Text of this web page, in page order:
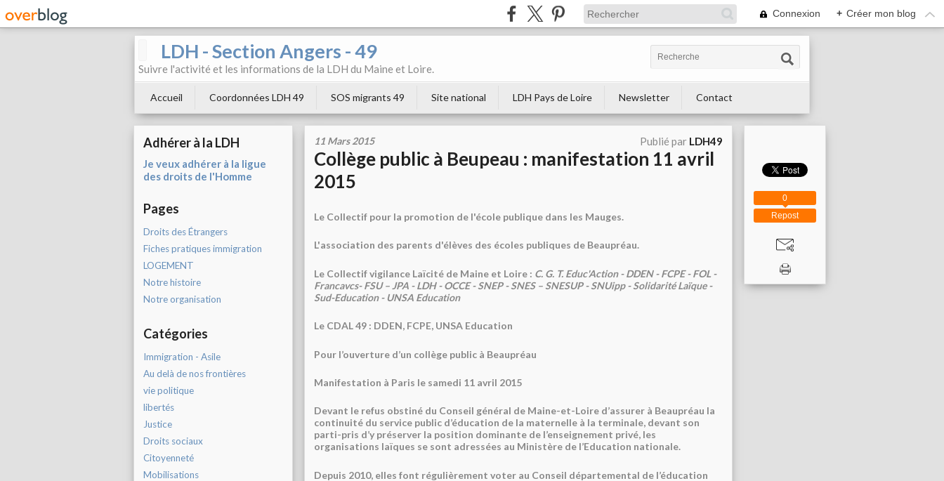
Connexion + Créer mon blog
LDH - Section Angers - 49
Suivre l'activité et les informations de la LDH du Maine et Loire.
Accueil Coordonnées LDH 49 SOS migrants 49 Site national LDH Pays de Loire Newsletter Contact
Adhérer à la LDH
Je veux adhérer à la ligue
des droits de l'Homme
Pages
Droits des Étrangers
Fiches pratiques immigration
LOGEMENT
Notre histoire
Notre organisation
Catégories
Immigration - Asile
Au delà de nos frontières
vie politique
libertés
Justice
Droits sociaux
Citoyenneté
Mobilisations
11 Mars 2015 Publié par LDH49
Collège public à Beupeau : manifestation 11 avril
2015
Le Collectif pour la promotion de l'école publique dans les Mauges.
L'association des parents d'élèves des écoles publiques de Beaupréau.
Le Collectif vigilance Laïcité de Maine et Loire : C. G. T. Educ'Action - DDEN - FCPE - FOL -
Francavcs- FSU – JPA - LDH - OCCE - SNEP - SNES – SNESUP - SNUipp - Solidarité Laïque -
Sud-Education - UNSA Education
Le CDAL 49 : DDEN, FCPE, UNSA Education
Pour l’ouverture d’un collège public à Beaupréau
Manifestation à Paris le samedi 11 avril 2015
Devant le refus obstiné du Conseil général de Maine-et-Loire d’assurer à Beaupréau la
continuité du service public d’éducation de la maternelle à la terminale, devant son
parti-pris d’y préserver la position dominante de l’enseignement privé, les
organisations laïques se sont adressées au Ministère de l’Education nationale.
Depuis 2010, elles font régulièrement voter au Conseil départemental de l’éducation
Repost
0